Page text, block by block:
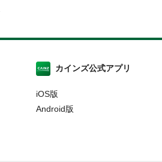
カインズ公式アプリ
iOS版
Android版